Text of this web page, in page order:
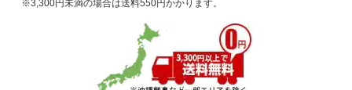
※3,300円未満の場合は送料550円かかります。